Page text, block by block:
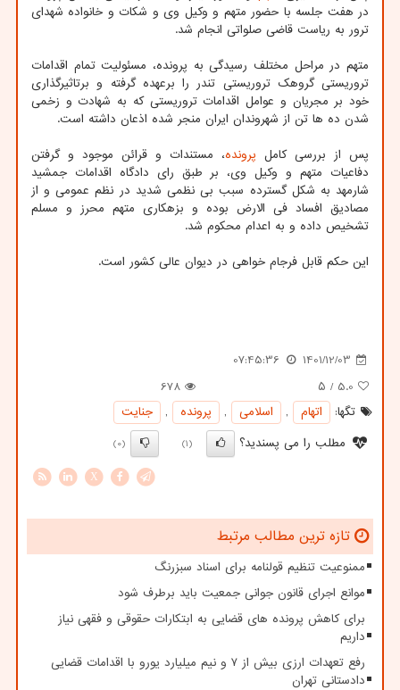
در هفت جلسه با حضور متهم و وکیل وی و شکات و خانواده شهدای
ترور به ریاست قاضی صلواتی انجام شد.
متهم در مراحل مختلف رسیدگی به پرونده، مسئولیت تمام اقدامات
تروریستی گروهک تروریستی تندر را برعهده گرفته و برتاثیرگذاری
خود بر مجریان و عوامل اقدامات تروریستی که به شهادت و زخمی
شدن ده ها تن از شهروندان ایران منجر شده اذعان داشته است.
پس از بررسی کامل پرونده، مستندات و قرائن موجود و گرفتن
دفاعیات متهم و وکیل وی، بر طبق رای دادگاه اقدامات جمشید
شارمهد به شکل گسترده سبب بی نظمی شدید در نظم عمومی و از
مصادیق افساد فی الارض بوده و بزهکاری متهم محرز و مسلم
تشخیص داده و به اعدام محکوم شد.
این حکم قابل فرجام خواهی در دیوان عالی کشور است.
1401/12/03
07:45:36
5.0 / ۵
678
تگها:
اتهام , اسلامی , پرونده ,
جنایت
مطلب را می پسندید؟
(1)
(0)
X
تازه ترین مطالب مرتبط
ممنوعیت تنظیم قولنامه برای اسناد سبزرنگ
موانع اجرای قانون جوانی جمعیت باید برطرف شود
برای کاهش پرونده های قضایی به ابتکارات حقوقی و فقهی نیاز
داریم
رفع تعهدات ارزی بیش از ۷ و نیم میلیارد یورو با اقدامات قضایی
دادستانی تهران